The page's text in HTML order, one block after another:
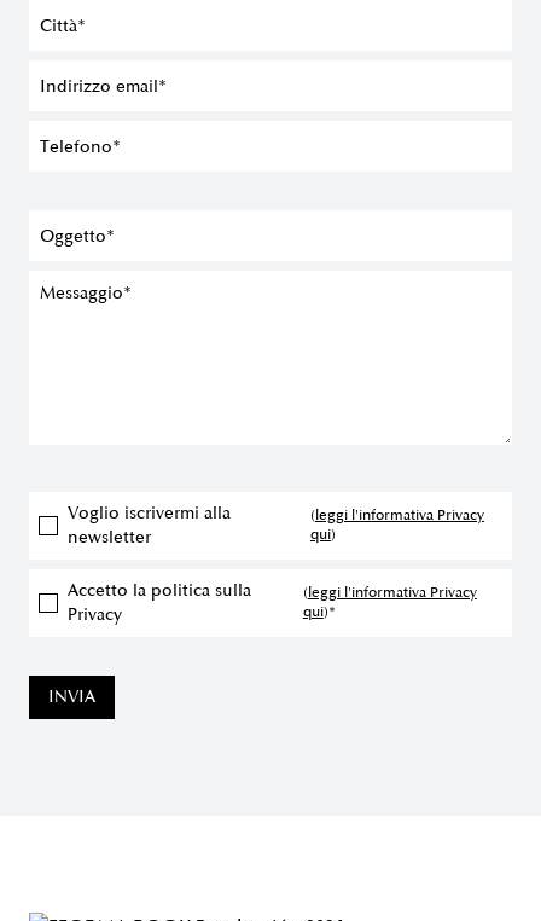
Voglio iscrivermi alla
newsletter
(leggi l'informativa Privacy
qui)
Accetto la politica sulla
Privacy
(leggi l'informativa Privacy
qui)*
INVIA